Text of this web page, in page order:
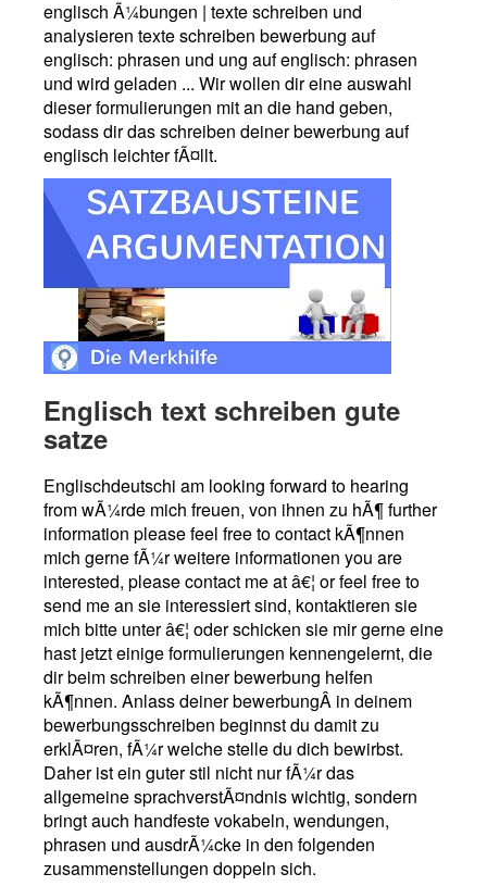
englisch Ã¼bungen | texte schreiben und
analysieren texte schreiben bewerbung auf
englisch: phrasen und ung auf englisch: phrasen
und wird geladen ... Wir wollen dir eine auswahl
dieser formulierungen mit an die hand geben,
sodass dir das schreiben deiner bewerbung auf
englisch leichter fÃ¤llt.
Englisch text schreiben gute
satze
Englischdeutschi am looking forward to hearing
from wÃ¼rde mich freuen, von ihnen zu hÃ¶ further
information please feel free to contact kÃ¶nnen
mich gerne fÃ¼r weitere informationen you are
interested, please contact me at â€¦ or feel free to
send me an sie interessiert sind, kontaktieren sie
mich bitte unter â€¦ oder schicken sie mir gerne eine
hast jetzt einige formulierungen kennengelernt, die
dir beim schreiben einer bewerbung helfen
kÃ¶nnen. Anlass deiner bewerbungÂ in deinem
bewerbungsschreiben beginnst du damit zu
erklÃ¤ren, fÃ¼r welche stelle du dich bewirbst.
Daher ist ein guter stil nicht nur fÃ¼r das
allgemeine sprachverstÃ¤ndnis wichtig, sondern
bringt auch handfeste vokabeln, wendungen,
phrasen und ausdrÃ¼cke in den folgenden
zusammenstellungen doppeln sich.